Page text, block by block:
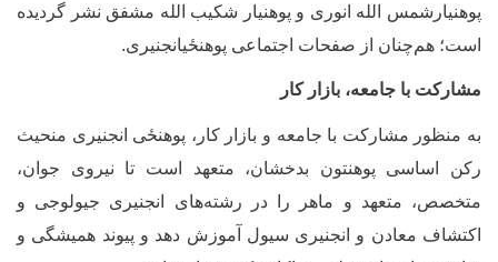
الله انوری و پوهنیار شکیب الله مشفق نشر گردیده
هم‌چنان از صفحات اجتماعی پوهنځیانجنیری.
با جامعه، بازار کار
منظور مشارکت با جامعه و بازار کار، پوهنځی انجنیری منحیث
اساسی پوهنتون بدخشان، متعهد است تا نیروی جوان،
متعهد و ماهر را در رشته‌های انجنیری جیولوجی و
معادن و انجنیری سیول آموزش دهد و پیوند همیشگی و